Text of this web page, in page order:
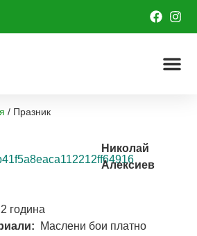
/ Празник
Николай
Алексиев
година
Маслени бои платно